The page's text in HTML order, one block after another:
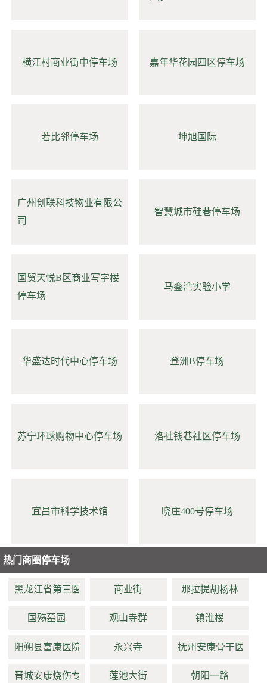
横江村商业街中停车场 嘉年华花园四区停车场
若比邻停车场 坤旭国际
广州创联科技物业有限公
司
智慧城市硅巷停车场
国贸天悦B区商业写字楼
停车场
马銮湾实验小学
华盛达时代中心停车场 登洲B停车场
苏宁环球购物中心停车场 洛社钱巷社区停车场
宜昌市科学技术馆 晓庄400号停车场
热门商圈停车场
黑龙江省第三医院 商业街 那拉提胡杨林
国殇墓园 观山寺群 镇淮楼
阳朔县富康医院 永兴寺 抚州安康骨干医院
晋城安康烧伤专科医院莲池大街 朝阳一路